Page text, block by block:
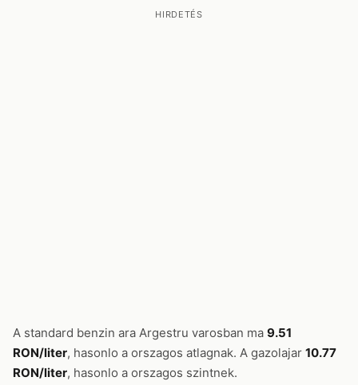
HIRDETÉS
A standard benzin ara Argestru varosban ma 9.51
RON/liter, hasonlo a orszagos atlagnak. A gazolajar 10.77
RON/liter, hasonlo a orszagos szintnek.